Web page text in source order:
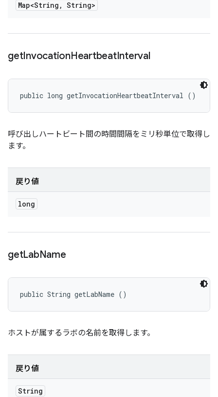
Map<String , String>
getInvocationHeartbeatInterval
public long getInvocationHeartbeatInterval ()
呼び出しハートビート間の時間間隔をミリ秒単位で取得し
ます。
戻り値
long
getLabName
public String getLabName ()
ホストが属するラボの名前を取得します。
戻り値
String